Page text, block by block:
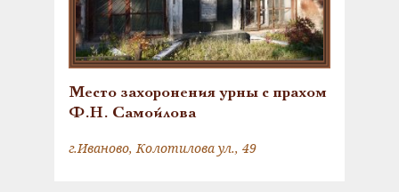
Место захоронения урны с прахом
Ф.Н. Самойлова
г.Иваново, Колотилова ул., 49